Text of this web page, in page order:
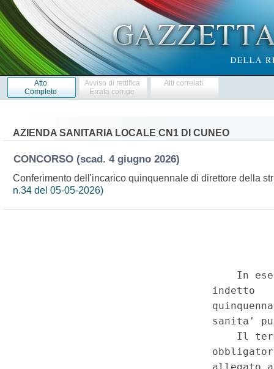
Atto
Completo
Avviso di rettifica
Errata corrige
Atti correlati
AZIENDA SANITARIA LOCALE CN1 DI CUNEO
CONCORSO (scad. 4 giugno 2026)
Conferimento dell'incarico quinquennale di direttore della
n.34 del 05-05-2026)